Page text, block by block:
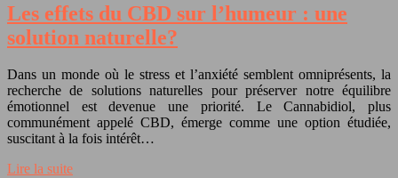
Les effets du CBD sur l’humeur : une
solution naturelle?
Dans un monde où le stress et l’anxiété semblent omniprésents, la
recherche de solutions naturelles pour préserver notre équilibre
émotionnel est devenue une priorité. Le Cannabidiol, plus
communément appelé CBD, émerge comme une option étudiée,
suscitant à la fois intérêt…
Lire la suite